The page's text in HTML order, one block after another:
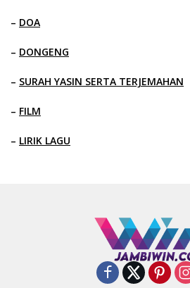
– DOA
– DONGENG
– SURAH YASIN SERTA TERJEMAHAN
– FILM
– LIRIK LAGU